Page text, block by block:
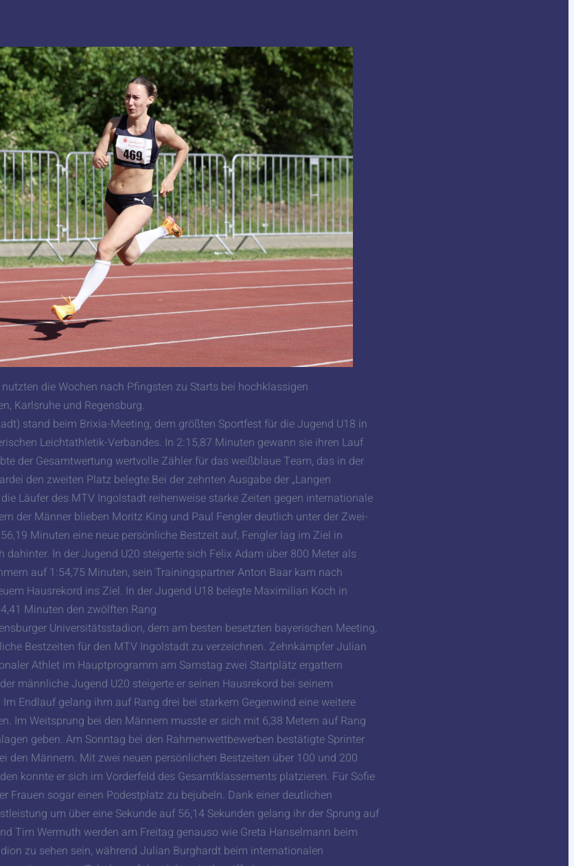
die Wochen nach Pfingsten zu Starts bei hochklassigen
Karlsruhe und Regensburg.
stand beim Brixia-Meeting, dem größten Sportfest für die Jugend U18 in
Leichtathletik-Verbandes. In 2:15,87 Minuten gewann sie ihren Lauf
der Gesamtwertung wertvolle Zähler für das weißblaue Team, das in der
den zweiten Platz belegte.Bei der zehnten Ausgabe der „Langen
Läufer des MTV Ingolstadt reihenweise starke Zeiten gegen internationale
der Männer blieben Moritz King und Paul Fengler deutlich unter der Zwei-
Minuten eine neue persönliche Bestzeit auf, Fengler lag im Ziel in
dahinter. In der Jugend U20 steigerte sich Felix Adam über 800 Meter als
auf 1:54,75 Minuten, sein Trainingspartner Anton Baar kam nach
Hausrekord ins Ziel. In der Jugend U18 belegte Maximilian Koch in
Minuten den zwölften Rang
Universitätsstadion, dem am besten besetzten bayerischen Meeting,
Bestzeiten für den MTV Ingolstadt zu verzeichnen. Zehnkämpfer Julian
Athlet im Hauptprogramm am Samstag zwei Startplätz ergattern
männliche Jugend U20 steigerte er seinen Hausrekord bei seinem
Endlauf gelang ihm auf Rang drei bei starkem Gegenwind eine weitere
Im Weitsprung bei den Männern musste er sich mit 6,38 Metern auf Rang
geben. Am Sonntag bei den Rahmenwettbewerben bestätigte Sprinter
den Männern. Mit zwei neuen persönlichen Bestzeiten über 100 und 200
konnte er sich im Vorderfeld des Gesamtklassements platzieren. Für Sofie
Frauen sogar einen Podestplatz zu bejubeln. Dank einer deutlichen
um über eine Sekunde auf 56,14 Sekunden gelang ihr der Sprung auf
Tim Wermuth werden am Freitag genauso wie Greta Hanselmann beim
zu sehen sein, während Julian Burghardt beim internationalen